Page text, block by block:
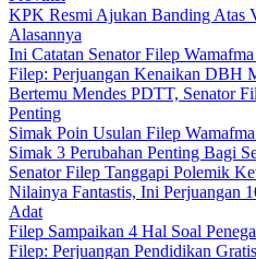
KPK Resmi Ajukan Banding Atas
Alasannya
Ini Catatan Senator Filep
Filep: Perjuangan Kenaikan DBH
Bertemu Mendes PDTT, Senator
Penting
Simak Poin Usulan Filep
Simak 3 Perubahan Penting Bagi
Senator Filep Tanggapi Polemik
Nilainya Fantastis, Ini Perjuangan
Adat
Filep Sampaikan 4 Hal Soal
Filep: Perjuangan Pendidikan